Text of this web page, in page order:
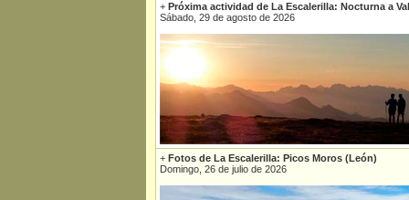
+ Próxima actividad de La Escalerilla: Nocturna a
Sábado, 29 de agosto de 2026
+ Fotos de La Escalerilla: Picos Moros (León)
Domingo, 26 de julio de 2026